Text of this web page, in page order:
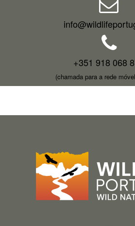
+351 918 068
(chamada para a rede